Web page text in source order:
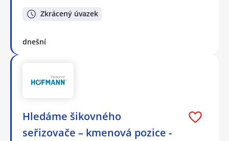
Zkrácený úvazek
dnešní
Hledáme šikovného
seřizovače – kmenová pozice -